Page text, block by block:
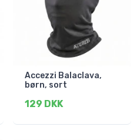
Accezzi Balaclava,
børn, sort
129 DKK